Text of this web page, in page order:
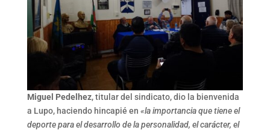
Miguel Pedelhez, titular del sindicato, dio la bienvenida
a Lupo, haciendo hincapié en «la importancia que tiene el
deporte para el desarrollo de la personalidad, el carácter, el